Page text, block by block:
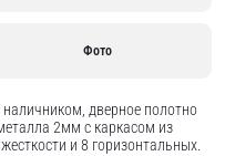
Фото
дверное полотно
2мм c каркасом из
и 8 горизонтальных.